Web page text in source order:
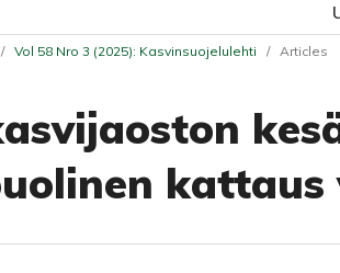
/ Vol 58 Nro 3 (2025): Kasvinsuojelulehti / Articles
kattaus